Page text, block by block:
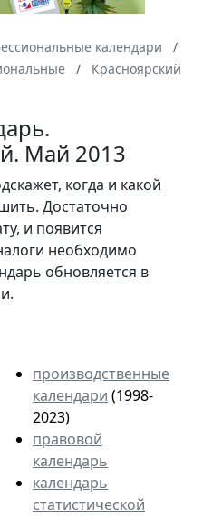
календари
Красноярский
Май 2013
когда и какой
Достаточно
и появится
необходимо
обновляется в
производственные
календари (1998-
2023)
правовой
календарь
календарь
статистической